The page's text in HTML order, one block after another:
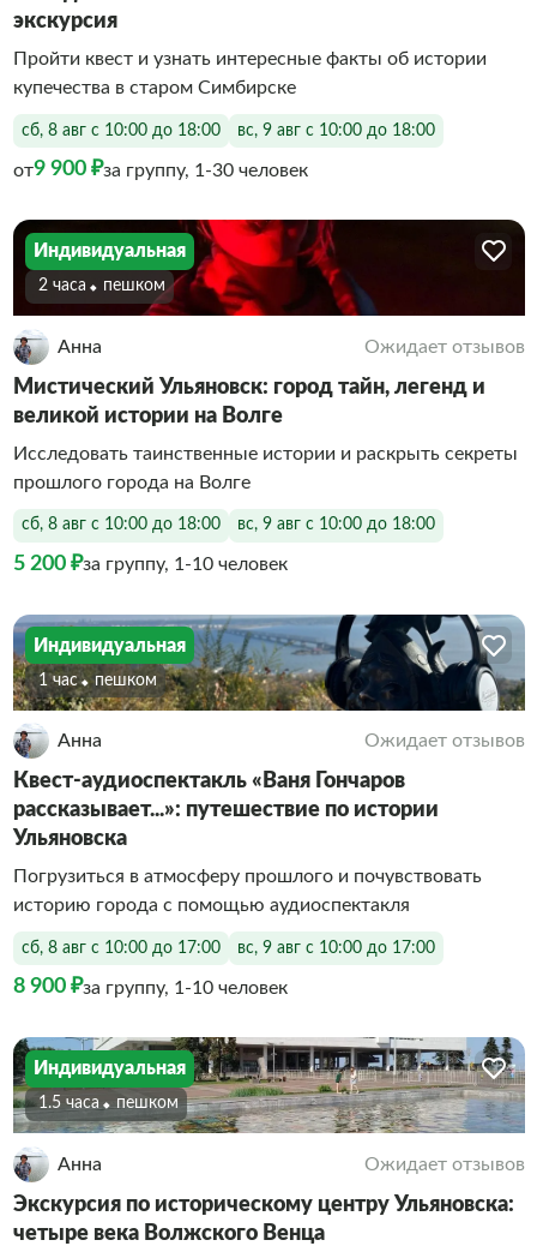
экскурсия
Пройти квест и узнать интересные факты об истории
купечества в старом Симбирске
сб, 8 авг с 10:00 до 18:00 вс, 9 авг с 10:00 до 18:00
от9 900 ₽за группу, 1-30 человек
Индивидуальная
2 часа Пешком
Анна Ожидает отзывов
Мистический Ульяновск: город тайн, легенд и
великой истории на Волге
Исследовать таинственные истории и раскрыть секреты
прошлого города на Волге
сб, 8 авг с 10:00 до 18:00 вс, 9 авг с 10:00 до 18:00
5 200 ₽за группу, 1-10 человек
Индивидуальная
1 час Пешком
Анна Ожидает отзывов
Квест-аудиоспектакль «Ваня Гончаров
рассказывает...»: путешествие по истории
Ульяновска
Погрузиться в атмосферу прошлого и почувствовать
историю города с помощью аудиоспектакля
сб, 8 авг с 10:00 до 17:00 вс, 9 авг с 10:00 до 17:00
8 900 ₽за группу, 1-10 человек
Индивидуальная
1.5 часа Пешком
Анна Ожидает отзывов
Экскурсия по историческому центру Ульяновска:
четыре века Волжского Венца